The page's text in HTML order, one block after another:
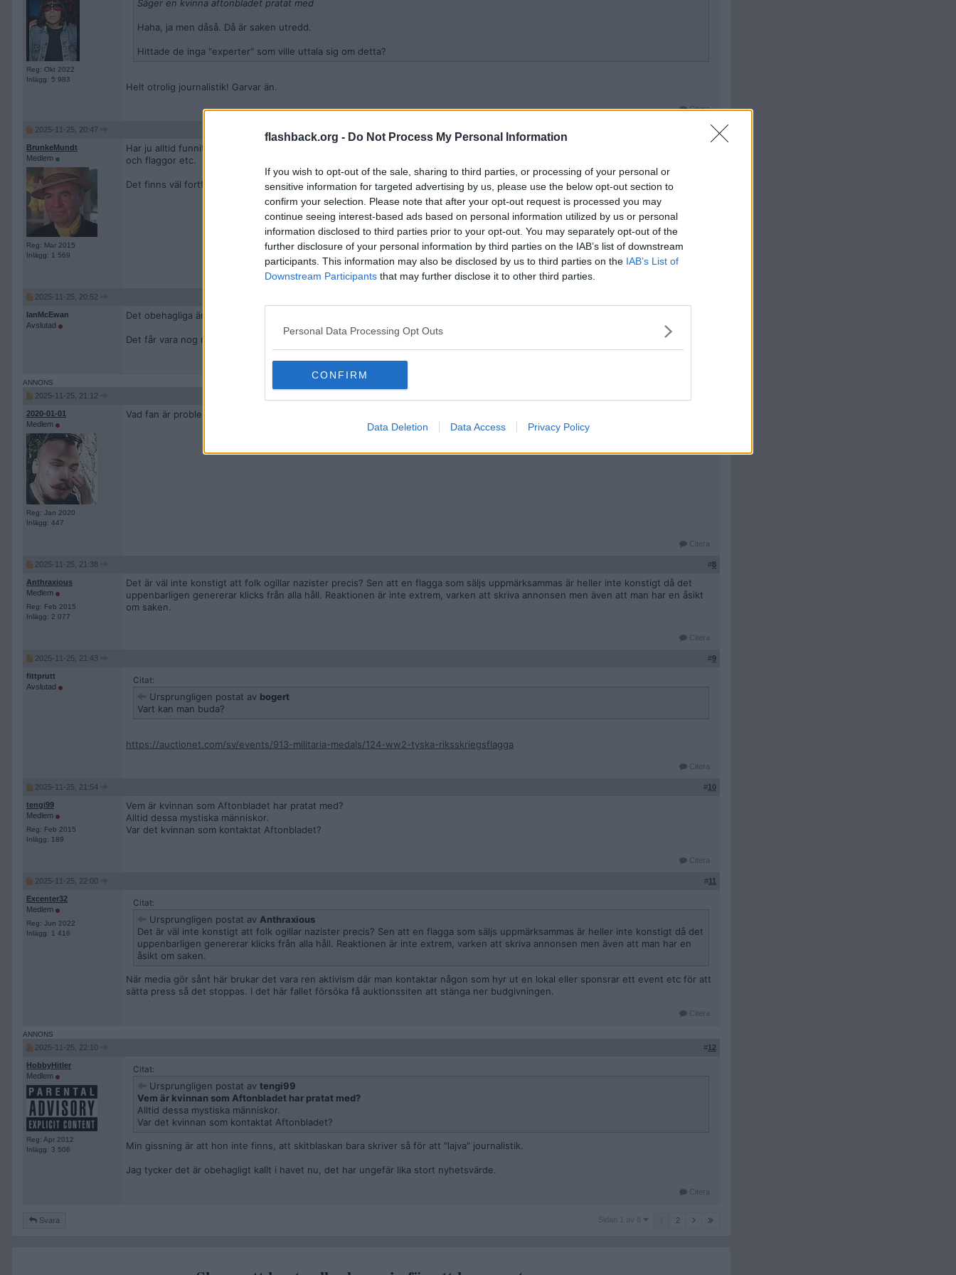
flashback.org - Do Not Process My Personal Information
If you wish to opt-out of the sale, sharing to third parties, or processing of your personal or
sensitive information for targeted advertising by us, please use the below opt-out section to
confirm your selection. Please note that after your opt-out request is processed you may
continue seeing interest-based ads based on personal information utilized by us or personal
information disclosed to third parties prior to your opt-out. You may separately opt-out of the
further disclosure of your personal information by third parties on the IAB’s list of downstream
participants. This information may also be disclosed by us to third parties on the IAB’s List of
Downstream Participants that may further disclose it to other third parties.
Personal Data Processing Opt Outs
CONFIRM
Data Deletion Data Access Privacy Policy
Reg: Okt 2022
Inlägg: 5 983
Säger en kvinna aftonbladet pratat med
Haha, ja men dåså. Då är saken utredd.
Hittade de inga "experter" som ville uttala sig om detta?
Helt otrolig journalistik! Garvar än.
Citera
2025-11-25, 20:47 #5
BrunkeMundt
Medlem
Reg: Mar 2015
Inlägg: 1 569
Har ju alltid funnits nischade prylar att köpa på tradera. Särskilt gamla nazistsouvenirer bestående av affischer, litteratur/tidningar
och flaggor etc.
Det finns väl fortfarande någon jävel som säljer gamla baddare från Göteborgs kex
2025-11-25, 20:52
IanMcEwan
Avslutad
Det obehagliga är väl att Aftonbladet väljer att göra en nyhet om det?
Det får vara nog nu med all denna lättkränkthet. Snöflingor.
2025-11-25, 21:12
2020-01-01
Medlem
Reg: Jan 2020
Inlägg: 447
Vad fan är problemet? Hela året har vi ju sett ISIS/HamAss/Jizzballs-flaggor på svenska gator, utan repressalier.
Citera
2025-11-25, 21:38 #8
Anthraxious
Medlem
Reg: Feb 2015
Inlägg: 2 077
Det är väl inte konstigt att folk ogillar nazister precis? Sen att en flagga som säljs uppmärksammas är heller inte konstigt då det
uppenbarligen genererar klicks från alla håll. Reaktionen är inte extrem, varken att skriva annonsen men även att man har en åsikt
om saken.
Citera
2025-11-25, 21:43 #9
fittprutt
Avslutad
Citat:
Ursprungligen postat av bogert
Vart kan man buda?
https://auctionet.com/sv/events/913-militaria-medals/124-ww2-tyska-riksskriegsflagga
Citera
2025-11-25, 21:54 #10
tengi99
Medlem
Reg: Feb 2015
Inlägg: 189
Vem är kvinnan som Aftonbladet har pratat med?
Alltid dessa mystiska människor.
Var det kvinnan som kontaktat Aftonbladet?
Citera
2025-11-25, 22:00 #11
Excenter32
Medlem
Reg: Jun 2022
Inlägg: 1 416
Citat:
Ursprungligen postat av Anthraxious
Det är väl inte konstigt att folk ogillar nazister precis? Sen att en flagga som säljs uppmärksammas är heller inte konstigt då det
uppenbarligen genererar klicks från alla håll. Reaktionen är inte extrem, varken att skriva annonsen men även att man har en
åsikt om saken.
När media gör sånt här brukar det vara ren aktivism där man kontaktar någon som hyr ut en lokal eller sponsrar ett event etc för att
sätta press så det stoppas. I det här fallet försöka få auktionssiten att stänga ner budgivningen.
Citera
2025-11-25, 22:10 #12
HobbyHitler
Medlem
Reg: Apr 2012
Inlägg: 3 506
Citat:
Ursprungligen postat av tengi99
Vem är kvinnan som Aftonbladet har pratat med?
Alltid dessa mystiska människor.
Var det kvinnan som kontaktat Aftonbladet?
Min gissning är att hon inte finns, att skitblaskan bara skriver så för att "lajva" journalistik.
Jag tycker det är obehagligt kallt i havet nu, det har ungefär lika stort nyhetsvärde.
Citera
Svara
Sidan
Sidan 1 av 8 2